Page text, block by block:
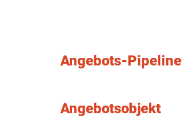
Angebots-Pipeline
Angebotsobjekt